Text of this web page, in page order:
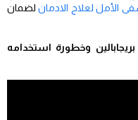
الأمل لعلاج الادمانلضمان
وخطورة استخدامه